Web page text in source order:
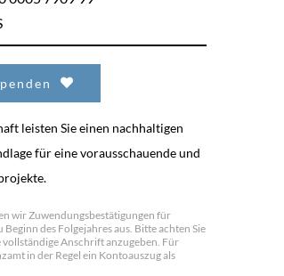
leisten Sie einen nachhaltigen
für eine vorausschauende und
wir Zuwendungsbestätigungen für
des Folgejahres aus. Bitte achten Sie
Anschrift anzugeben. Für
in der Regel ein Kontoauszug als